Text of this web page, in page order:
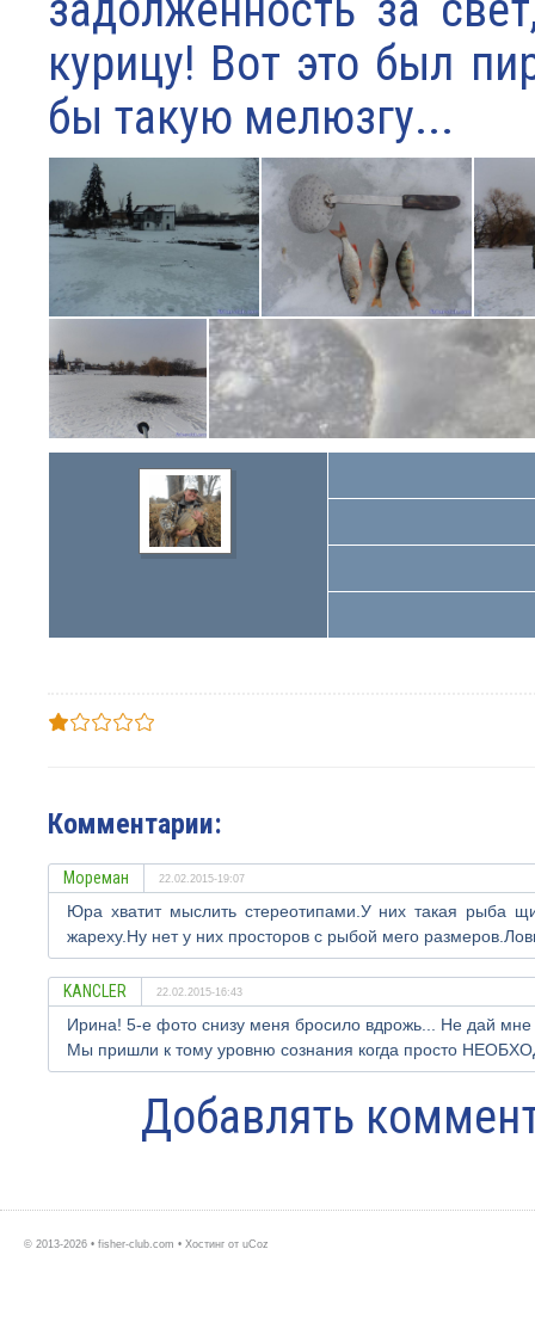
курицу! Вот это был
бы такую мелюзгу...
Комментарии:
Мореман 22.02.2015-19:07
Юра хватит мыслить стереотипами.У них такая рыба
жареху.Ну нет у них просторов с рыбой мего
KANCLER 22.02.2015-16:43
Ирина! 5-е фото снизу меня бросило вдрожь... Не дай мне
Мы пришли к тому уровню сознания когда просто
Добавлять
© 2013-2026 • fisher-club.com • Хостинг от uCoz